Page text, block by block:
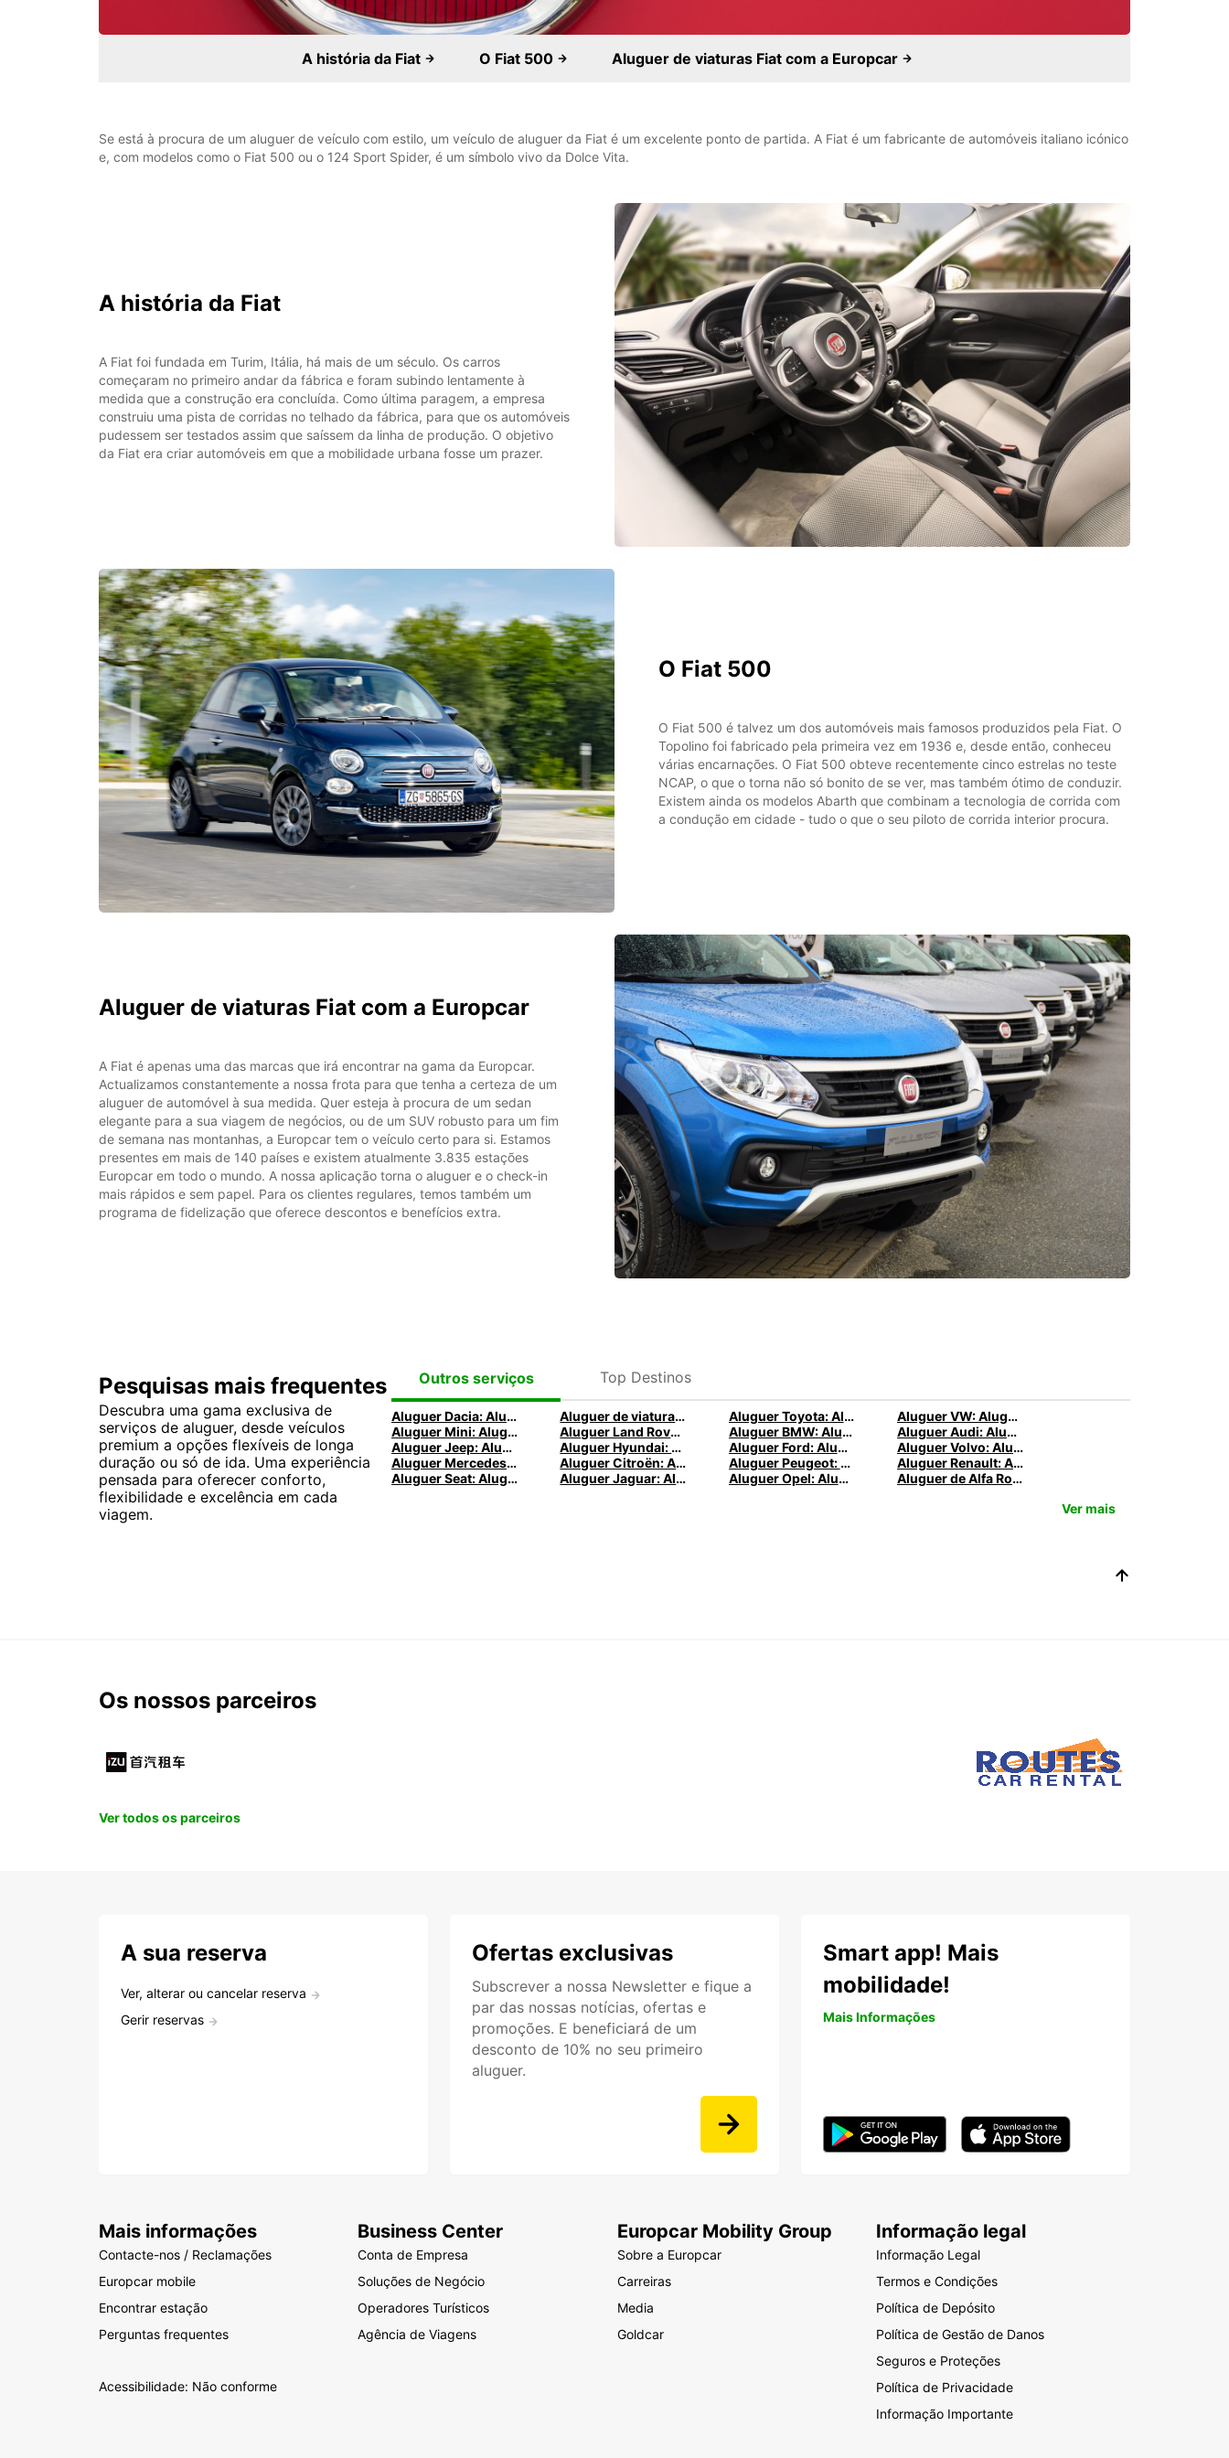
A história da Fiat O Fiat 500 Aluguer de viaturas Fiat com a Europcar
Se está à procura de um aluguer de veículo com estilo, um veículo de aluguer da Fiat é um excelente ponto de partida. A Fiat é um fabricante de automóveis italiano icónico
e, com modelos como o Fiat 500 ou o 124 Sport Spider, é um símbolo vivo da Dolce Vita.
A história da Fiat
A Fiat foi fundada em Turim, Itália, há mais de um século. Os carros
começaram no primeiro andar da fábrica e foram subindo lentamente à
medida que a construção era concluída. Como última paragem, a empresa
construiu uma pista de corridas no telhado da fábrica, para que os automóveis
pudessem ser testados assim que saíssem da linha de produção. O objetivo
da Fiat era criar automóveis em que a mobilidade urbana fosse um prazer.
O Fiat 500
O Fiat 500 é talvez um dos automóveis mais famosos produzidos pela Fiat. O
Topolino foi fabricado pela primeira vez em 1936 e, desde então, conheceu
várias encarnações. O Fiat 500 obteve recentemente cinco estrelas no teste
NCAP, o que o torna não só bonito de se ver, mas também ótimo de conduzir.
Existem ainda os modelos Abarth que combinam a tecnologia de corrida com
a condução em cidade - tudo o que o seu piloto de corrida interior procura.
Aluguer de viaturas Fiat com a Europcar
A Fiat é apenas uma das marcas que irá encontrar na gama da Europcar.
Actualizamos constantemente a nossa frota para que tenha a certeza de um
aluguer de automóvel à sua medida. Quer esteja à procura de um sedan
elegante para a sua viagem de negócios, ou de um SUV robusto para um fim
de semana nas montanhas, a Europcar tem o veículo certo para si. Estamos
presentes em mais de 140 países e existem atualmente 3.835 estações
Europcar em todo o mundo. A nossa aplicação torna o aluguer e o check-in
mais rápidos e sem papel. Para os clientes regulares, temos também um
programa de fidelização que oferece descontos e benefícios extra.
Pesquisas mais frequentes
Descubra uma gama exclusiva de
serviços de aluguer, desde veículos
premium a opções flexíveis de longa
duração ou só de ida. Uma experiência
pensada para oferecer conforto,
flexibilidade e excelência em cada
viagem.
Outros serviços Top Destinos
Aluguer Dacia: Alugar um Dacia com a Europcar Aluguer de viaturas Kia Aluguer Toyota: Alugar um Toyota na Europcar
Aluguer VW: Alugar um Volkswagen com a Europcar
Aluguer Mini: Alugar um Mini na Europcar
Aluguer Land Rover: Alugar um Land Rover com a Europcar Aluguer BMW: Alugar um BMW na Europcar
Aluguer Audi: Alugar um Audi na Europcar
Aluguer Jeep: Alugar um Jeep na Europcar
Aluguer Hyundai: Alugue um Hyundai com a Europcar Aluguer Ford: Alugar um Ford na Europcar
Aluguer Volvo: Alugar um Volvo na Europcar
Aluguer Mercedes: Alugar um Mercedes na Europcar
Aluguer Citroën: Alugar um Citroën na Europcar Aluguer Peugeot: Alugue um Peugeot com a Europcar
Aluguer Renault: Alugar um Renault na Europcar
Aluguer Seat: Alugar um Seat na Europcar
Aluguer Jaguar: Alugar um Jaguar na Europcar Aluguer Opel: Alugar um Opel na Europcar
Aluguer de Alfa Romeo: Alugar um Alfa Romeo com a Europcar
Ver mais
Os nossos parceiros
Ver todos os parceiros
A sua reserva
Ver, alterar ou cancelar reserva
Gerir reservas
Ofertas exclusivas
Subscrever a nossa Newsletter e fique a
par das nossas notícias, ofertas e
promoções. E beneficiará de um
desconto de 10% no seu primeiro
aluguer.
Smart app! Mais
mobilidade!
Mais Informações
Mais informações
Contacte-nos / Reclamações
Europcar mobile
Encontrar estação
Perguntas frequentes
Acessibilidade: Não conforme
Business Center
Conta de Empresa
Soluções de Negócio
Operadores Turísticos
Agência de Viagens
Europcar Mobility Group
Sobre a Europcar
Carreiras
Media
Goldcar
Informação legal
Informação Legal
Termos e Condições
Política de Depósito
Política de Gestão de Danos
Seguros e Proteções
Política de Privacidade
Informação Importante